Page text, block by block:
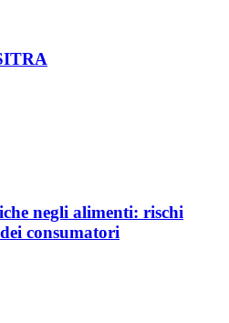
negli alimenti: rischi
consumatori